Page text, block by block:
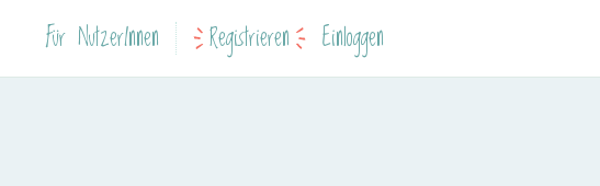
Für NutzerInnen Registrieren Einloggen